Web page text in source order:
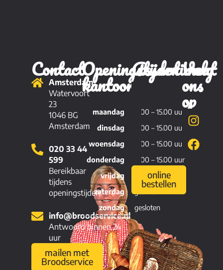
Contact
Amsterdam
Watervoort
23
1046 BG
Amsterdam
020 33 44
599
Bereikbaar
tijdens
openingstijden
info@broodservice.nl
Antwoord binnen 24
uur
mailen met
Broodservice
Openingstijden
kantoor
maandag
11.00 – 15.00 uur
dinsdag
11.00 – 15.00 uur
woensdag
11.00 – 15.00 uur
donderdag
11.00 – 15.00 uur
vrijdag
11.00 – 15.00 uur
zaterdag
zondag
gesloten
Assortiment
Viennoiserie
Patisserie
Hartig
online
bestellen
Volg
ons
op